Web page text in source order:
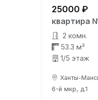
25000 ₽
квартира
2 комн.
53.3 м²
1/5 этаж
Ханты-
6-й мкр, д.1